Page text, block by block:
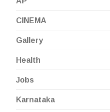
CINEMA
Gallery
Health
Jobs
Karnataka